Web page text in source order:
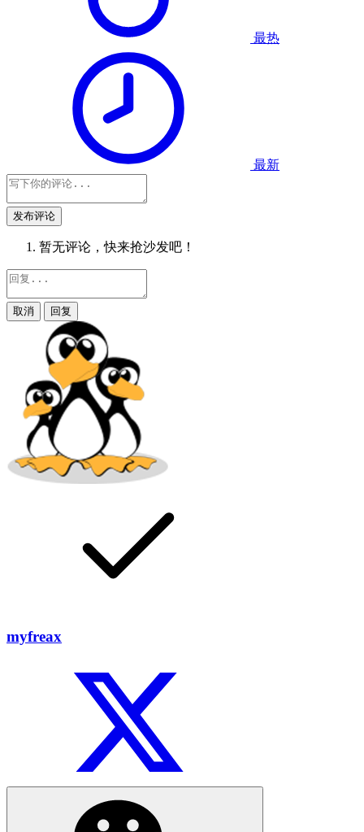
最热
最新
发布评论
暂无评论，快来抢沙发吧！
取消 回复
myfreax